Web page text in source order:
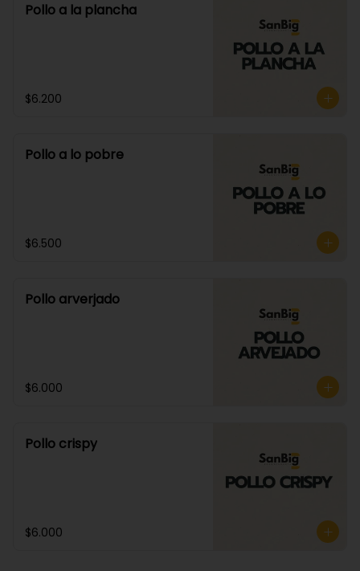
Pollo a la plancha
$6.200
Pollo a lo pobre
$6.500
Pollo arverjado
$6.000
Pollo crispy
$6.000